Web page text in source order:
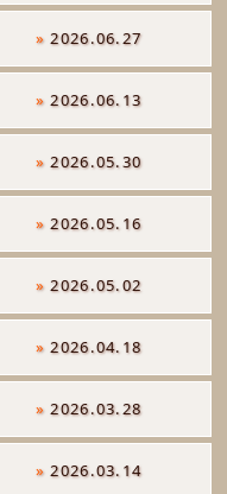
» 2026.06.27
» 2026.06.13
» 2026.05.30
» 2026.05.16
» 2026.05.02
» 2026.04.18
» 2026.03.28
» 2026.03.14